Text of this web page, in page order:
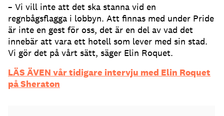
– Vi vill inte att det ska stanna vid en
regnbågsflagga i lobbyn. Att finnas med under Pride
är inte en gest för oss, det är en del av vad det
innebär att vara ett hotell som lever med sin stad.
Vi gör det på vårt sätt, säger Elin Roquet.
LÄS ÄVEN vår tidigare intervju med Elin Roquet
på Sheraton